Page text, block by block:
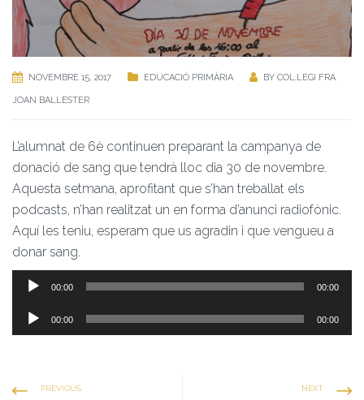
NOVEMBRE 15, 2017 EDUCACIÓ PRIMÀRIA BY COL.LEGI FRA
JOAN BALLESTER
L’alumnat de 6è continuen preparant la campanya de
donació de sang que tendrà lloc dia 30 de novembre.
Aquesta setmana, aprofitant que s’han treballat els
podcasts, n’han realitzat un en forma d’anunci radiofònic.
Aquí les teniu, esperam que us agradin i que vengueu a
donar sang.
Reproductor
00:00 00:00
Reproductor
d'àudio
00:00 00:00
PREVIOUS NEXT